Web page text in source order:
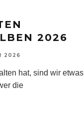
2026
2026
hat, sind wir etwas
die